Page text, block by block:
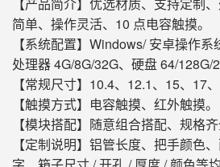
简单、操作灵活、10 点电容触摸。
【系统配置】Windows/ 安卓操作系
处理器 4G/8G/32G、硬盘 64/128G/
【常规尺寸】10.4、12.1、15、17、
【触摸方式】电容触摸、红外触摸。
【模块搭配】随意组合搭配、规格齐
【定制说明】铝管长度、把手颜色